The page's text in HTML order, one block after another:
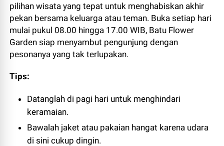
pilihan wisata yang tepat untuk menghabiskan akhir
pekan bersama keluarga atau teman. Buka setiap hari
mulai pukul 08.00 hingga 17.00 WIB, Batu Flower
Garden siap menyambut pengunjung dengan
pesonanya yang tak terlupakan.
Tips:
Datanglah di pagi hari untuk menghindari
keramaian.
Bawalah jaket atau pakaian hangat karena udara
di sini cukup dingin.